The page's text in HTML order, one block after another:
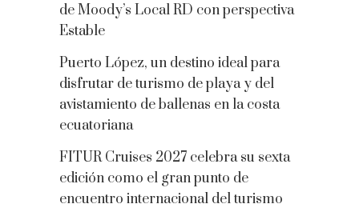
de Moody’s Local RD con perspectiva
Estable
Puerto López, un destino ideal para
disfrutar de turismo de playa y del
avistamiento de ballenas en la costa
ecuatoriana
FITUR Cruises 2027 celebra su sexta
edición como el gran punto de
encuentro internacional del turismo